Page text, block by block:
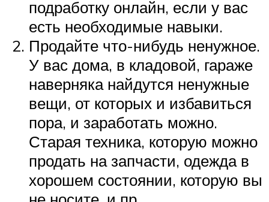
подработку онлайн, если у вас
есть необходимые навыки.
Продайте что-нибудь ненужное.
У вас дома, в кладовой, гараже
наверняка найдутся ненужные
вещи, от которых и избавиться
пора, и заработать можно.
Старая техника, которую можно
продать на запчасти, одежда в
хорошем состоянии, которую вы